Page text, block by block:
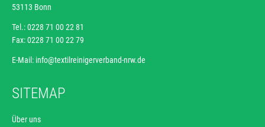
53113 Bonn
Tel.: 0228 71 00 22 81
Fax: 0228 71 00 22 79
E-Mail: info@textilreinigerverband-nrw.de
SITEMAP
Über uns